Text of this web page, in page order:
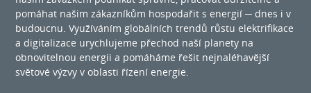
pomáhat našim zákazníkům hospodařit s energií ─ dnes i v
budoucnu. Využíváním globálních trendů růstu elektrifikace
a digitalizace urychlujeme přechod naší planety na
obnovitelnou energii a pomáháme řešit nejnaléhavější
světové výzvy v oblasti řízení energie.